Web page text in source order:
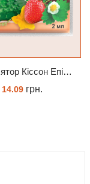
Cтимулятор Кіссон Епін +
14.09грн.